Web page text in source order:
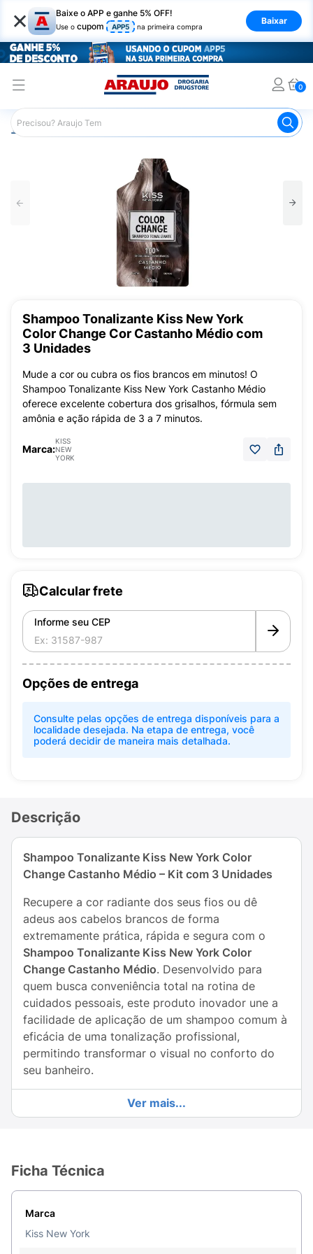
× Baixe o APP e ganhe 5% OFF!
Use o cupom APP5 na primeira compra
Baixar
0
Araujo Cabelo Tonalizantes
Shampoo Tonalizante Kiss New York
Color Change Cor Castanho Médio com
3 Unidades
Mude a cor ou cubra os fios brancos em minutos! O
Shampoo Tonalizante Kiss New York Castanho Médio
oferece excelente cobertura dos grisalhos, fórmula sem
amônia e ação rápida de 3 a 7 minutos.
Marca:
KISS
NEW
YORK
Calcular frete
Informe seu CEP
Opções de entrega
Consulte pelas opções de entrega disponíveis para a
localidade desejada. Na etapa de entrega, você
poderá decidir de maneira mais detalhada.
Descrição
Shampoo Tonalizante Kiss New York Color
Change Castanho Médio – Kit com 3 Unidades
Recupere a cor radiante dos seus fios ou dê
adeus aos cabelos brancos de forma
extremamente prática, rápida e segura com o
Shampoo Tonalizante Kiss New York Color
Change Castanho Médio. Desenvolvido para
quem busca conveniência total na rotina de
cuidados pessoais, este produto inovador une a
facilidade de aplicação de um shampoo comum à
eficácia de uma tonalização profissional,
permitindo transformar o visual no conforto do
seu banheiro.
Sua fórmula de alta performance é totalmente
sem amônia, garantindo um procedimento
cabeludo. Enriquecido com
cabelo e auxiliando na retenção dos pigmentos
por muito mais tempo. É a solução perfeita e
Ver mais...
Ficha Técnica
Marca
Kiss New York